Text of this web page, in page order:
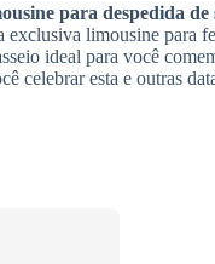
para despedida de
exclusiva limousine para
ideal para você
celebrar esta e outras